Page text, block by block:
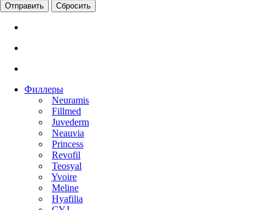
Сбросить
Филлеры
Neuramis
Fillmed
Juvederm
Neauvia
Princess
Revofil
Teosyal
Yvoire
Meline
Hyafilia